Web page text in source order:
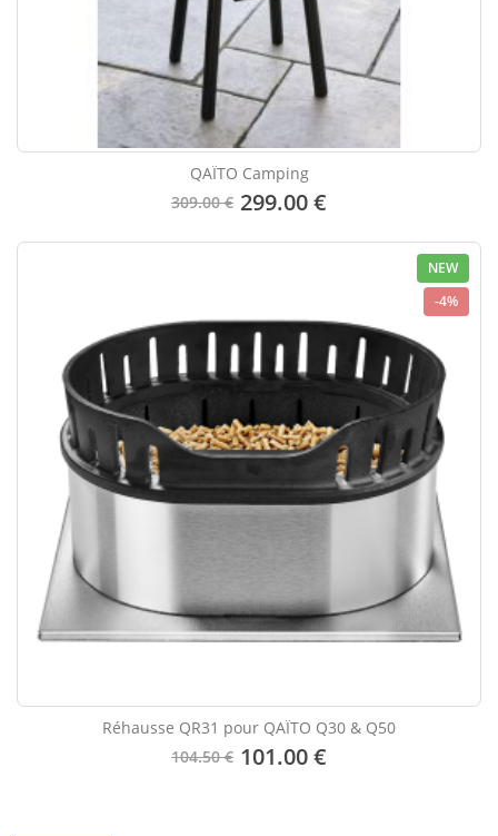
QAÏTO Camping
309.00 € 299.00 €
NEW
-4%
Réhausse QR31 pour QAÏTO Q30 & Q50
104.50 € 101.00 €